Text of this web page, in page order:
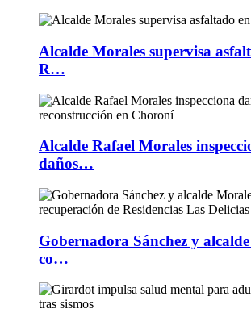
Alcalde Morales supervisa
R…
Alcalde Rafael Morales
daños…
Gobernadora Sánchez y
co…